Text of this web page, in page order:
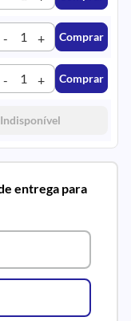
- + Comprar
- + Comprar
Indisponível
entrega para